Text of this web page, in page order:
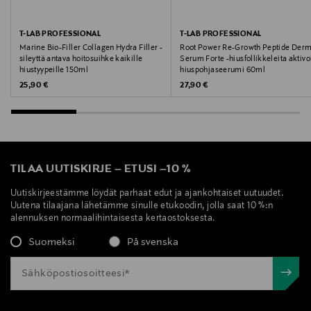
T-LAB PROFESSIONAL
Marine Bio-Filler Collagen Hydra Filler -
sileyttä antava hoitosuihke kaikille
hiustyypeille 150ml
Original Price
25,90 €
T-LAB PROFESSIONAL
Root Power Re-Growth Peptide
Serum Forte -hiusfollikkeleita
hiuspohjaseerumi 60ml
Original Price
27,90 €
TILAA UUTISKIRJE – ETUSI –10 %
Uutiskirjeestämme löydät parhaat edut ja ajankohtaiset uutuudet.
Uutena tilaajana lähetämme sinulle etukoodin, jolla saat 10 %:n
alennuksen normaalihintaisesta kertaostoksesta.
Suomeksi På svenska